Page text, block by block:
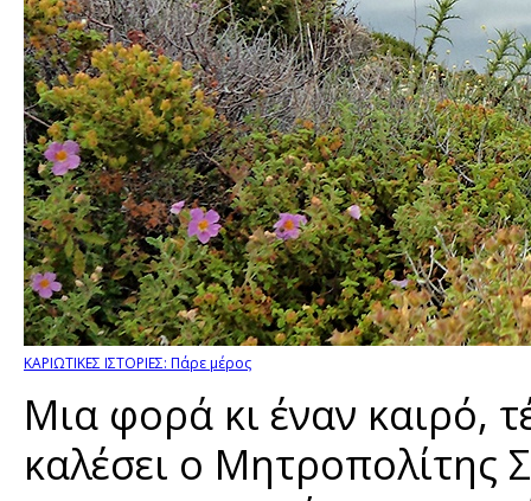
ΚΑΡΙΩΤΙΚΕΣ ΙΣΤΟΡΙΕΣ: Πάρε μέρος
Μια φορά κι έναν καιρό,
καλέσει ο Μητροπολίτης